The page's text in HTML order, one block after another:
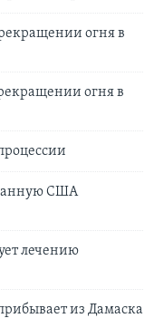
огня в
огня в
США
лечению
из Дамаска